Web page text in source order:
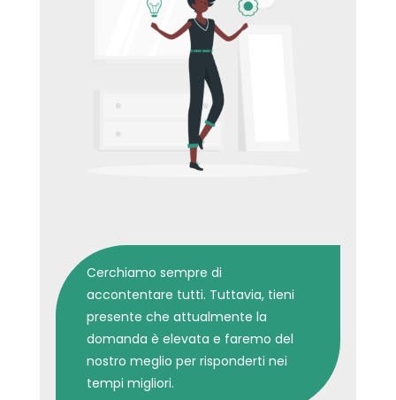
Cerchiamo sempre di
accontentare tutti. Tuttavia, tieni
presente che attualmente la
domanda è elevata e faremo del
nostro meglio per risponderti nei
tempi migliori.